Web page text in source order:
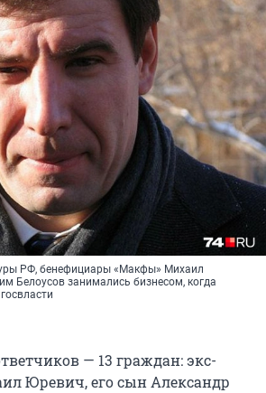
РФ, бенефициары «Макфы» Михаил
Белоусов занимались бизнесом, когда
— 13 граждан: экс-
Юревич, его сын Александр